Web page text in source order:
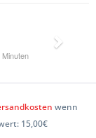
wenn
15,00€